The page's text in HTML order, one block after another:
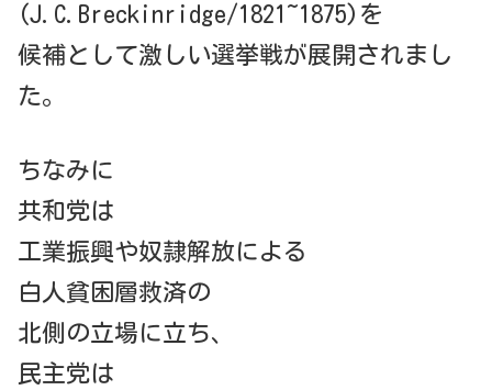
(J.C.Breckinridge/1821~1875)を
候補として激しい選挙戦が展開されまし
た。
ちなみに
共和党は
工業振興や奴隷解放による
白人貧困層救済の
北側の立場に立ち、
民主党は